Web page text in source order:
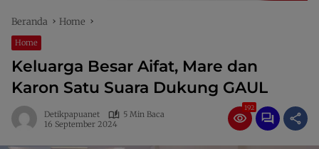
Beranda Home
Home
Keluarga Besar Aifat, Mare dan
Karon Satu Suara Dukung GAUL
Detikpapuanet
5 Min Baca
16 September 2024
192